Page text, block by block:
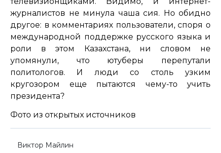
журналистов не минула чаша сия. Но обидно
другое: в комментариях пользователи, споря о
международной поддержке русского языка и
роли в этом Казахстана, ни словом не
упомянули, что ютуберы перепутали
политологов. И люди со столь узким
кругозором еще пытаются чему-то учить
президента?
Фото из открытых источников
Виктор Майлин